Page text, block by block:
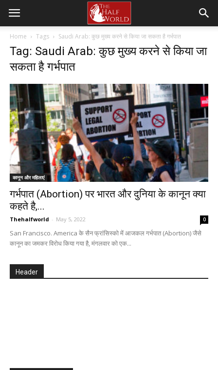
Home Tags Saudi Arab: कुछ मुख्य करने से किया जा सकता है गर्भपात
Tag: Saudi Arab: कुछ मुख्य करने से किया जा
सकता है गर्भपात
कानून और महिलाएं
गर्भपात (Abortion) पर भारत और दुनिया के कानून क्या
कहते है,...
Thehalfworld - May 5, 2022 0
San Francisco. America के सैन फ्रांसिस्को में आजकल गर्भपात (Abortion) जैसे
कानून का जमकर विरोध किया गया है, मंगलवार को एक...
Header